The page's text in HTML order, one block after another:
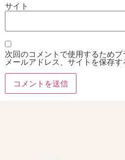
サイト
次回のコメントで使用するためブ
メールアドレス、サイトを保存す